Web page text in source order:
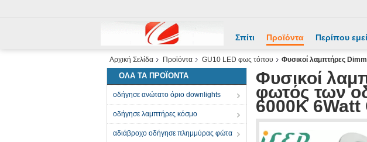
Σπίτι Προϊόντα Περίπου
Αρχική Σελίδα Προϊόντα GU10 LED φως τόπου Φυσικοί λαμπτήρες
ΌΛΑ ΤΑ ΠΡΟΪΌΝΤΑ
οδήγησε ανώτατο όριο downlights
οδήγησε λαμπτήρες κόσμο
αδιάβροχο οδήγησε πλημμύρας φώτα
Φυσικοί
φωτός των
6000K 6Watt